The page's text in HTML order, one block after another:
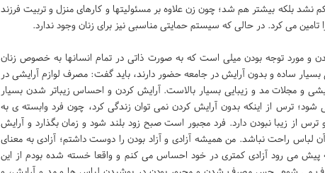
نشد بلکه بیشتر هم شد؛ چون زن علاوه بر مسئولیتها و کارهای منزل و تربیت فرزند
تامین می کرد. در حالی که سیستم حمایتی مناسبی نیز برای زنان وجود ندارد.
و مورد توجه بودن میلی است که به صورت ذاتی در تمام انسانها به خصوص زنان
بسیار ساده و بدون آرایش در جامعه حضور دارند، باید گفت: مصرف لوازم آرایشی در
و مجلات مد و زیبایی بسیار بالاست. آرایش کردن و احساس زیباتر شدن بسیار
ترس از اینکه بدون آرایش کردن نمی توان زندگی کرد، چون فرد وابسته ی به
از زیبا نبودن دارد. فرد مجبور است صبح زود بلند شود و زمان بگذارد و آرایش
لباس راحت نباشد. من همیشه آزادی و آزاد بودن را دوست داشتم؛ آزادی به معنای
پیش می رود آزادی کمتری در خود احساس می کنم و واقعا خسته شده بودم از این